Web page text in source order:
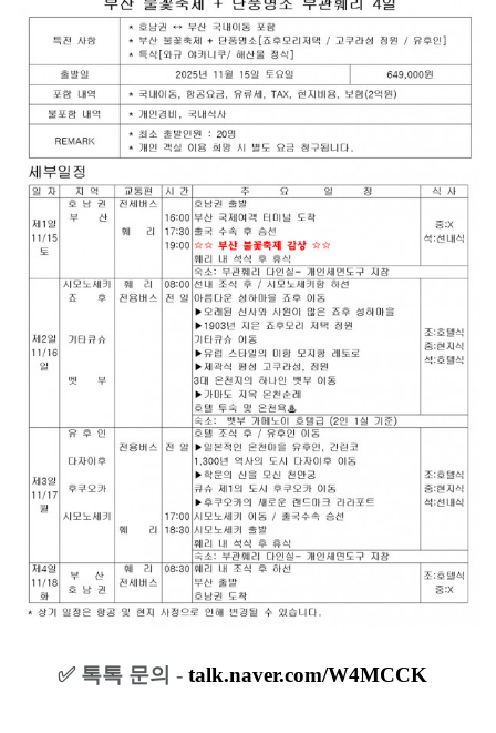
✅️ 톡톡 문의 - talk.naver.com/W4MCCK